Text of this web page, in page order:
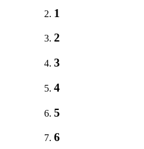
1
2
3
4
5
6